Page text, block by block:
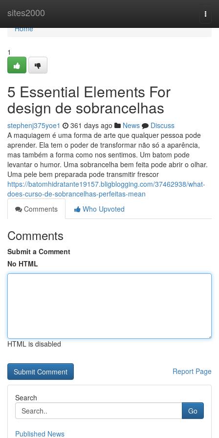
sites2000
Home
Home
1
5 Essential Elements For
design de sobrancelhas
stephenj375yoe1 361 days ago News
Discuss
A maquiagem é uma forma de arte que qualquer pessoa pode
aprender. Ela tem o poder de transformar não só a aparência,
mas também a forma como nos sentimos. Um batom pode
levantar o humor. Uma sobrancelha bem feita pode abrir o olhar.
Uma pele bem preparada pode transmitir frescor
https://batomhidratante19157.bligblogging.com/37462938/what-
does-curso-de-sobrancelhas-perfeitas-mean
Comments
Who Upvoted
Comments
Submit a Comment
No HTML
HTML is disabled
Report Page
Search
Go
Published News